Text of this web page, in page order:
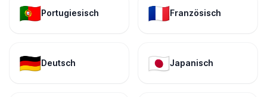
🇵🇹Portugiesisch 🇫🇷Französisch
🇩🇪Deutsch 🇯🇵Japanisch